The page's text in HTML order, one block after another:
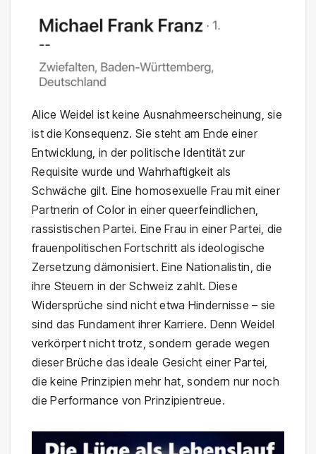
Alice Weidel ist keine Ausnahmeerscheinung, sie
ist die Konsequenz. Sie steht am Ende einer
Entwicklung, in der politische Identität zur
Requisite wurde und Wahrhaftigkeit als
Schwäche gilt. Eine homosexuelle Frau mit einer
Partnerin of Color in einer queerfeindlichen,
rassistischen Partei. Eine Frau in einer Partei, die
frauenpolitischen Fortschritt als ideologische
Zersetzung dämonisiert. Eine Nationalistin, die
ihre Steuern in der Schweiz zahlt. Diese
Widersprüche sind nicht etwa Hindernisse – sie
sind das Fundament ihrer Karriere. Denn Weidel
verkörpert nicht trotz, sondern gerade wegen
dieser Brüche das ideale Gesicht einer Partei,
die keine Prinzipien mehr hat, sondern nur noch
die Performance von Prinzipientreue.